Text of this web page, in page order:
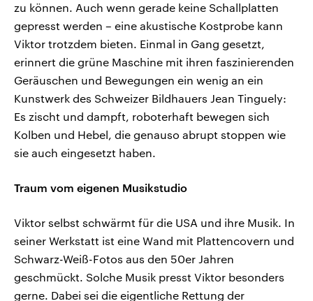
zu können. Auch wenn gerade keine Schallplatten
gepresst werden – eine akustische Kostprobe kann
Viktor trotzdem bieten. Einmal in Gang gesetzt,
erinnert die grüne Maschine mit ihren faszinierenden
Geräuschen und Bewegungen ein wenig an ein
Kunstwerk des Schweizer Bildhauers Jean Tinguely:
Es zischt und dampft, roboterhaft bewegen sich
Kolben und Hebel, die genauso abrupt stoppen wie
sie auch eingesetzt haben.
Traum vom eigenen Musikstudio
Viktor selbst schwärmt für die USA und ihre Musik. In
seiner Werkstatt ist eine Wand mit Plattencovern und
Schwarz-Weiß-Fotos aus den 50er Jahren
geschmückt. Solche Musik presst Viktor besonders
gerne. Dabei sei die eigentliche Rettung der